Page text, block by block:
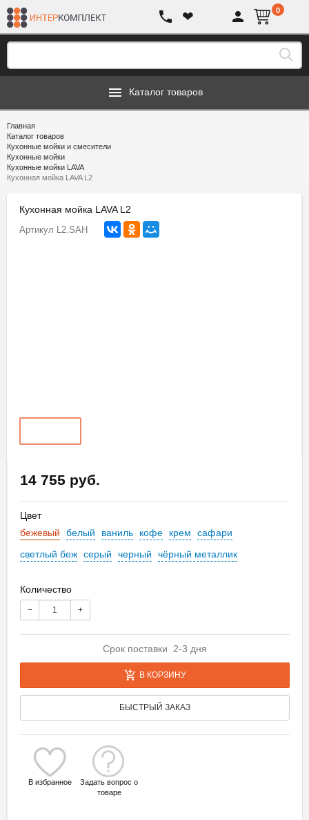
❤ 0
Каталог товаров
Главная
Каталог товаров
Кухонные мойки и смесители
Кухонные мойки
Кухонные мойки LAVA
Кухонная мойка LAVA L2
Кухонная мойка LAVA L2
Артикул L2.SAH
14 755 руб.
Цвет
бежевый
белый ваниль кофе крем
сафари
светлый беж серый черный чёрный металлик
Количество
− +
Срок поставки 2-3 дня
В КОРЗИНУ
БЫСТРЫЙ ЗАКАЗ
В избранное
Задать вопрос о
товаре